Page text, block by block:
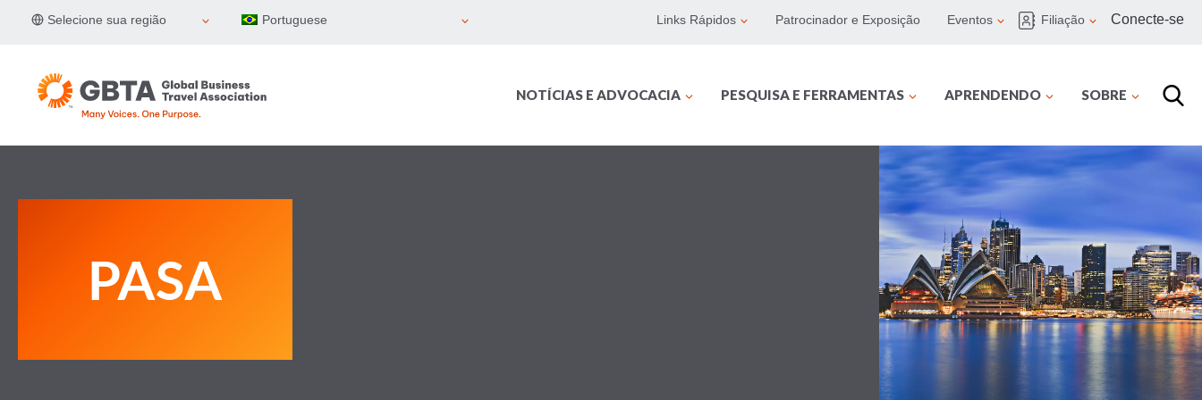
Selecione sua região Portuguese Links Rápidos Patrocinador e Exposição Eventos Filiação Conecte-se
NOTÍCIAS E ADVOCACIA PESQUISA E FERRAMENTAS APRENDENDO SOBRE
PASA